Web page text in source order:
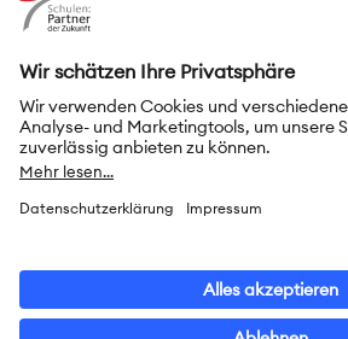
FAQ–Häufige Fragen Kontakt
Nutzungsbedingungen
Privatsphäre-Einstellungen
Leichte Sprache
Erklärung zur Barrierefreiheit